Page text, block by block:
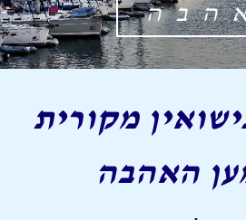
מקורית
האהבה